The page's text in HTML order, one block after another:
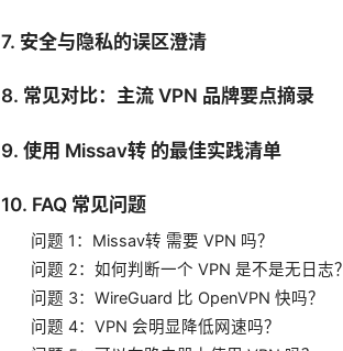
7. 安全与隐私的误区澄清
8. 常见对比：主流 VPN 品牌要点摘录
9. 使用 Missav转 的最佳实践清单
10. FAQ 常见问题
问题 1：Missav转 需要 VPN 吗？
问题 2：如何判断一个 VPN 是不是无日志？
问题 3：WireGuard 比 OpenVPN 快吗？
问题 4：VPN 会明显降低网速吗？